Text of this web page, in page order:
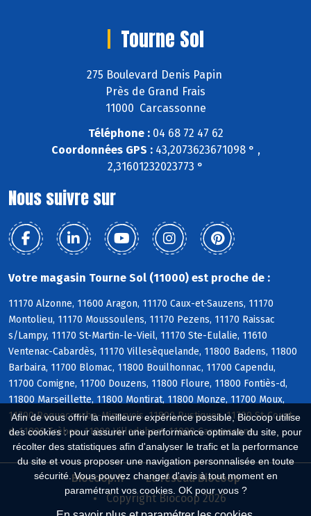
Afin de vous offrir la meilleure expérience possible, Biocoop utilise
des cookies : pour assurer une performance optimale du site, pour
récolter des statistiques afin d'analyser le trafic et la performance
du site et vous proposer une navigation personnalisée en toute
sécurité. Vous pouvez changer d'avis à tout moment en
paramétrant vos cookies. OK pour vous ?
Tourne Sol
275 Boulevard Denis Papin
Près de Grand Frais
11000 Carcassonne
Téléphone :04 68 72 47 62
Coordonnées GPS :43,2073623671098 ° ,
2,31601232023773 °
Nous suivre sur
Votre magasin Tourne Sol (11000) est proche de :
11170 Alzonne, 11600 Aragon, 11170 Caux-et-Sauzens, 11170
Montolieu, 11170 Moussoulens, 11170 Pezens, 11170 Raissac
s/Lampy, 11170 St-Martin-le-Vieil, 11170 Ste-Eulalie, 11610
Ventenac-Cabardès, 11170 Villesèquelande, 11800 Badens, 11800
Barbaira, 11700 Blomac, 11800 Bouilhonnac, 11700 Capendu,
11700 Comigne, 11700 Douzens, 11800 Floure, 11800 Fontiès-d,
11800 Marseillette, 11800 Montirat, 11800 Monze, 11700 Moux,
11700 Roquecourbe-Minervois, 11800 Rustiques, 11700 St-Couat-
d, 11800 Trèbes, 11800 Villedubert, 11000 Carcassonne
Biocoop.fr
Le réseau Biocoop
Copyright Biocoop 2026